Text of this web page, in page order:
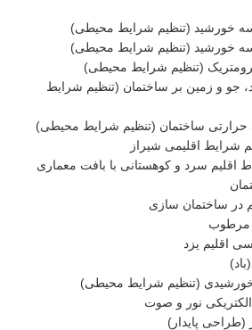
خورشید (تنظیم شرایط محیطی)
خورشید (تنظیم شرایط محیطی)
(تنظیم شرایط محیطی)
جو و زمین بر ساختمان (تنظیم شرایط
حرارتی ساختمان (تنظیم شرایط محیطی)
شرایط اقلیمی شیراز
اقلیم سرد و کوهستانی با بافت معماری
در ساختمان سازی
و مرطوب
اقلیم یزد
خورشیدی (تنظیم شرایط محیطی)
نور و صوت
(طراحی پایدار)